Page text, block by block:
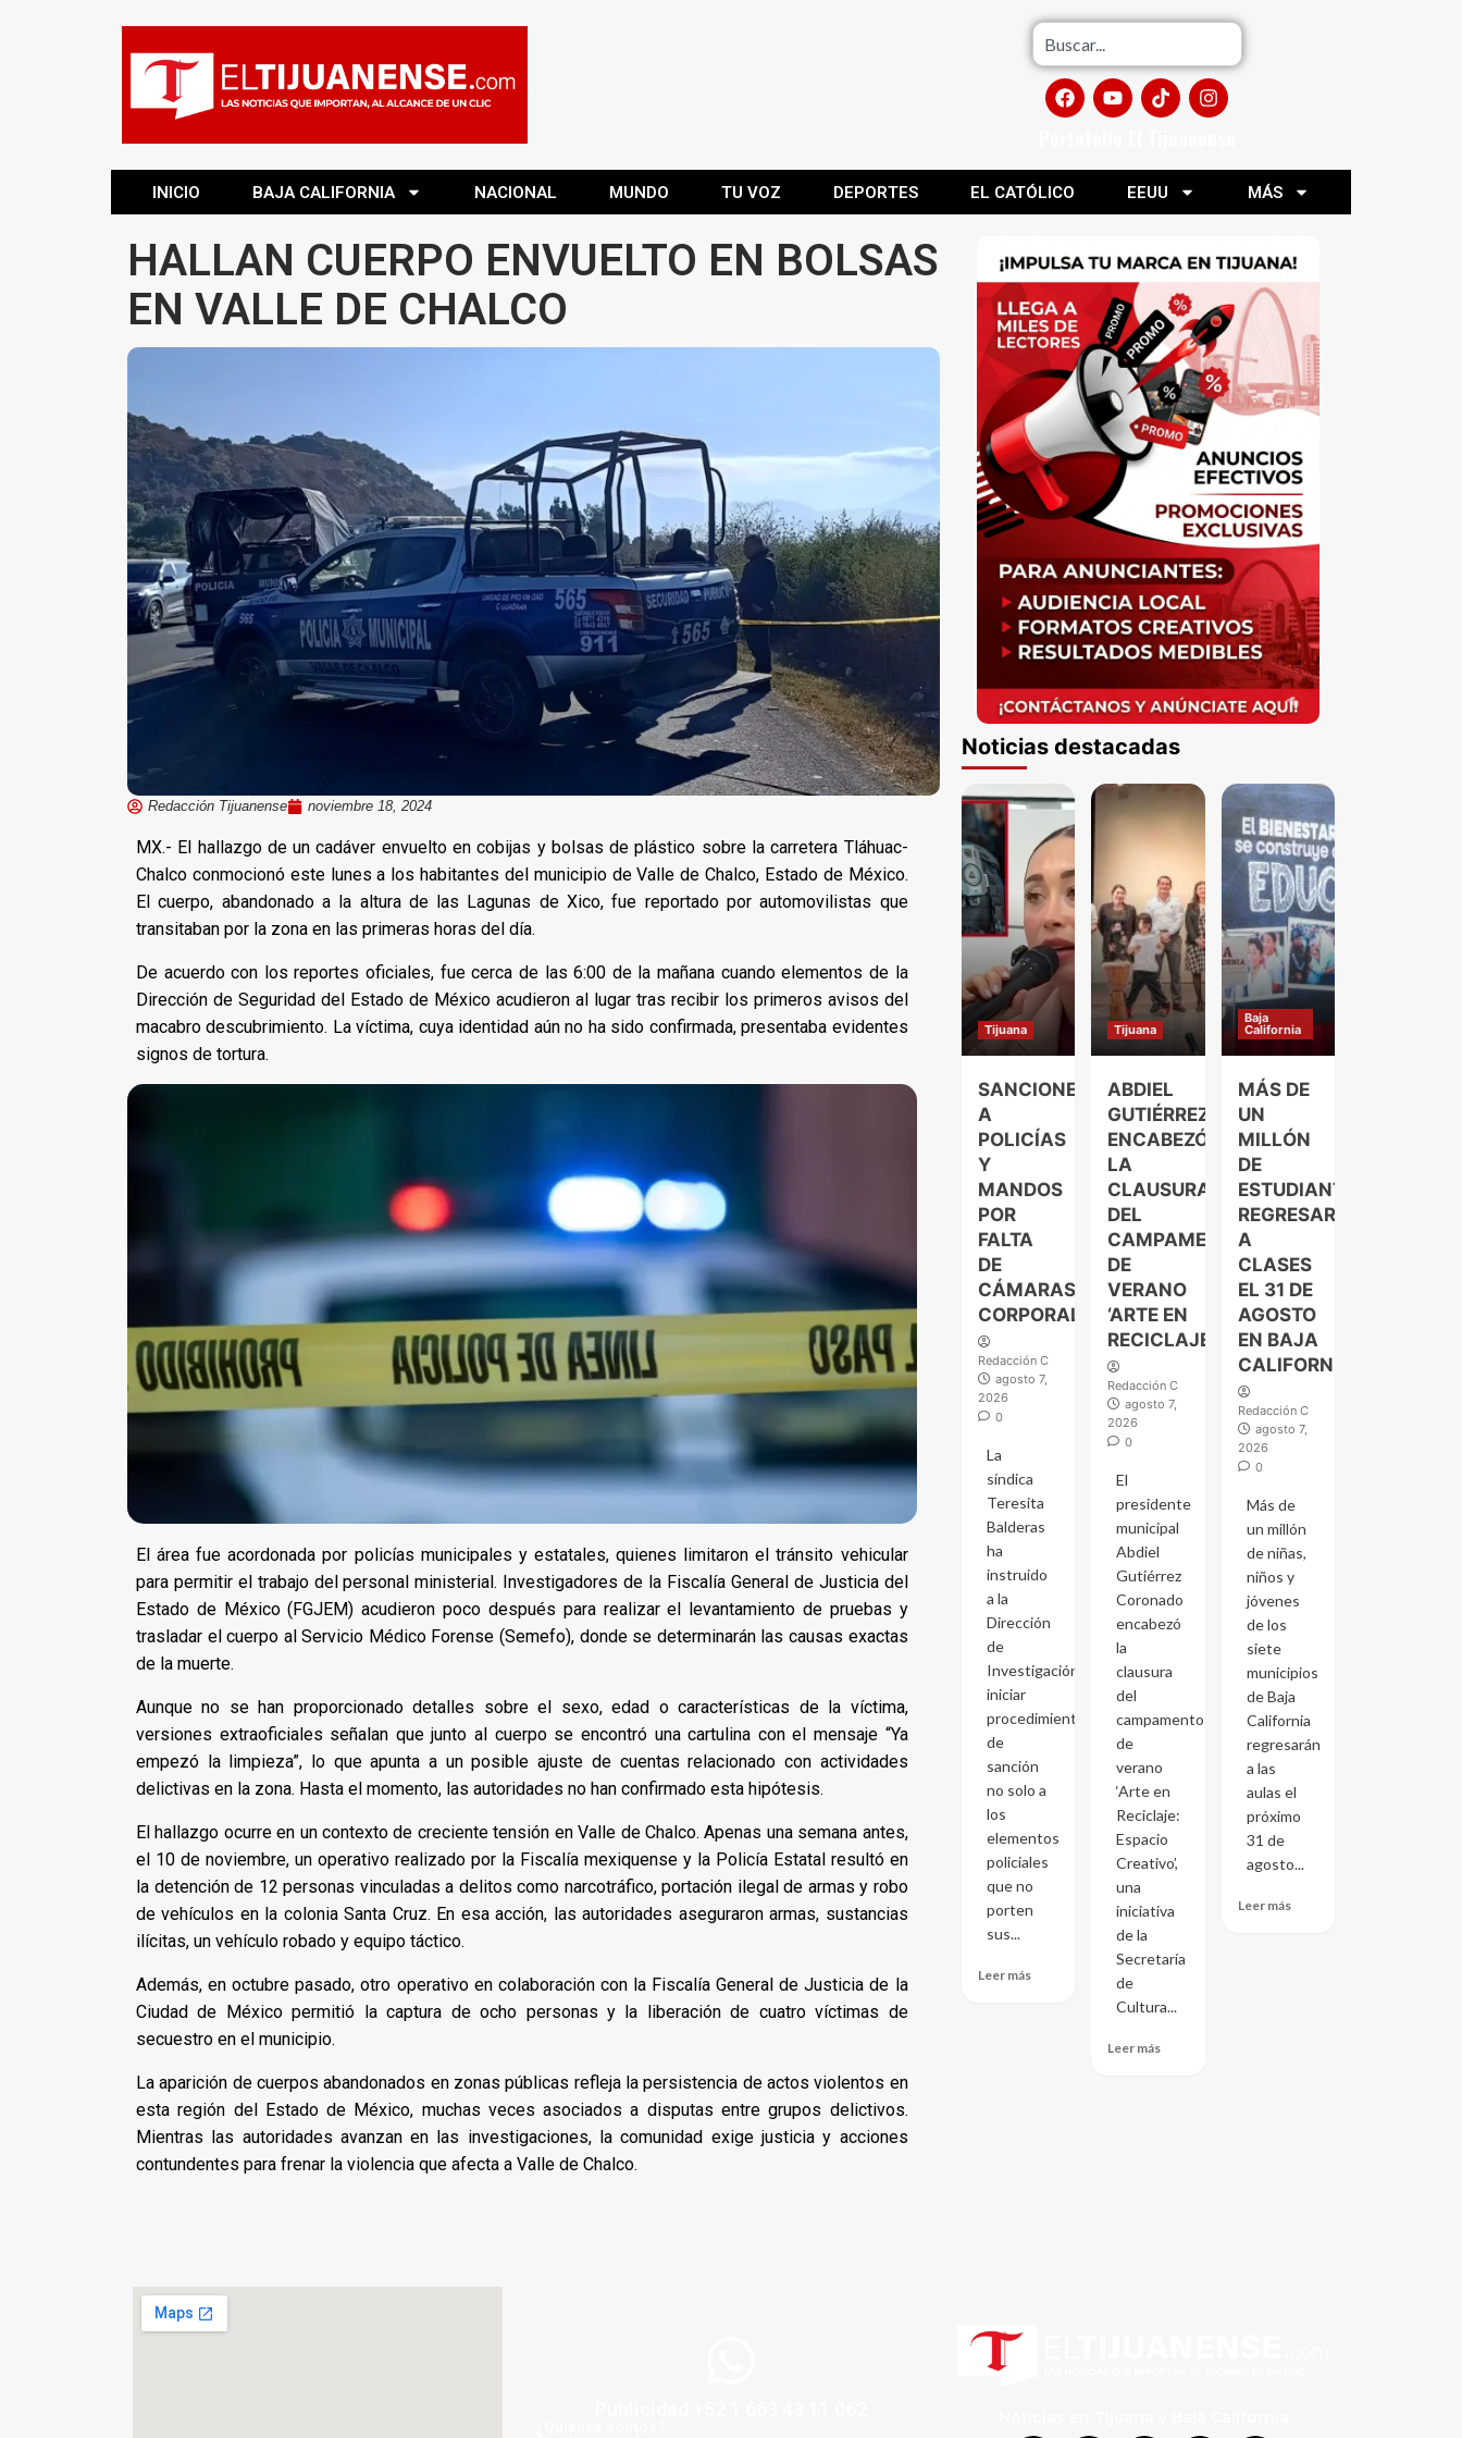
INICIO BAJA CALIFORNIA NACIONAL MUNDO TU VOZ DEPORTES EL CATÓLICO EEUU MÁS
HALLAN CUERPO ENVUELTO EN BOLSAS
EN VALLE DE CHALCO
Redacción Tijuanense noviembre 18, 2024
MX.- El hallazgo de un cadáver envuelto en cobijas y bolsas de plástico sobre la carretera Tláhuac-
Chalco conmocionó este lunes a los habitantes del municipio de Valle de Chalco, Estado de México.
El cuerpo, abandonado a la altura de las Lagunas de Xico, fue reportado por automovilistas que
transitaban por la zona en las primeras horas del día.
De acuerdo con los reportes oficiales, fue cerca de las 6:00 de la mañana cuando elementos de la
Dirección de Seguridad del Estado de México acudieron al lugar tras recibir los primeros avisos del
macabro descubrimiento. La víctima, cuya identidad aún no ha sido confirmada, presentaba evidentes
signos de tortura.
El área fue acordonada por policías municipales y estatales, quienes limitaron el tránsito vehicular
para permitir el trabajo del personal ministerial. Investigadores de la Fiscalía General de Justicia del
Estado de México (FGJEM) acudieron poco después para realizar el levantamiento de pruebas y
trasladar el cuerpo al Servicio Médico Forense (Semefo), donde se determinarán las causas exactas
de la muerte.
Aunque no se han proporcionado detalles sobre el sexo, edad o características de la víctima,
versiones extraoficiales señalan que junto al cuerpo se encontró una cartulina con el mensaje “Ya
empezó la limpieza”, lo que apunta a un posible ajuste de cuentas relacionado con actividades
delictivas en la zona. Hasta el momento, las autoridades no han confirmado esta hipótesis.
El hallazgo ocurre en un contexto de creciente tensión en Valle de Chalco. Apenas una semana antes,
el 10 de noviembre, un operativo realizado por la Fiscalía mexiquense y la Policía Estatal resultó en
la detención de 12 personas vinculadas a delitos como narcotráfico, portación ilegal de armas y robo
de vehículos en la colonia Santa Cruz. En esa acción, las autoridades aseguraron armas, sustancias
ilícitas, un vehículo robado y equipo táctico.
Además, en octubre pasado, otro operativo en colaboración con la Fiscalía General de Justicia de la
Ciudad de México permitió la captura de ocho personas y la liberación de cuatro víctimas de
secuestro en el municipio.
La aparición de cuerpos abandonados en zonas públicas refleja la persistencia de actos violentos en
esta región del Estado de México, muchas veces asociados a disputas entre grupos delictivos.
Mientras las autoridades avanzan en las investigaciones, la comunidad exige justicia y acciones
contundentes para frenar la violencia que afecta a Valle de Chalco.
Noticias destacadas
Tijuana
SANCIONES
A
POLICÍAS
Y
MANDOS
POR
FALTA
DE
CÁMARAS
CORPORALES
Redacción C
agosto 7,
2026
0
La
síndica
Teresita
Balderas
ha
instruido
a la
Dirección
de
Investigación
iniciar
procedimientos
de
sanción
no solo a
los
elementos
policiales
que no
porten
sus...
Leer más
Tijuana
ABDIEL
GUTIÉRREZ
ENCABEZÓ
LA
CLAUSURA
DEL
CAMPAMENTO
DE
VERANO
‘ARTE EN
RECICLAJE’
Redacción C
agosto 7,
2026
0
El
presidente
municipal
Abdiel
Gutiérrez
Coronado
encabezó
la
clausura
del
campamento
de
verano
‘Arte en
Reciclaje:
Espacio
Creativo’,
una
iniciativa
de la
Secretaría
de
Cultura...
Leer más
Baja
California
MÁS DE
UN
MILLÓN
DE
ESTUDIANTES
REGRESARÁN
A
CLASES
EL 31 DE
AGOSTO
EN BAJA
CALIFORNIA
Redacción C
agosto 7,
2026
0
Más de
un millón
de niñas,
niños y
jóvenes
de los
siete
municipios
de Baja
California
regresarán
a las
aulas el
próximo
31 de
agosto...
Leer más